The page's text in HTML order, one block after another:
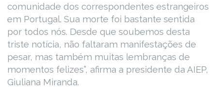
comunidade dos correspondentes estrangeiros
em Portugal. Sua morte foi bastante sentida
por todos nós. Desde que soubemos desta
triste notícia, não faltaram manifestações de
pesar, mas também muitas lembranças de
momentos felizes”, afirma a presidente da AIEP,
Giuliana Miranda.